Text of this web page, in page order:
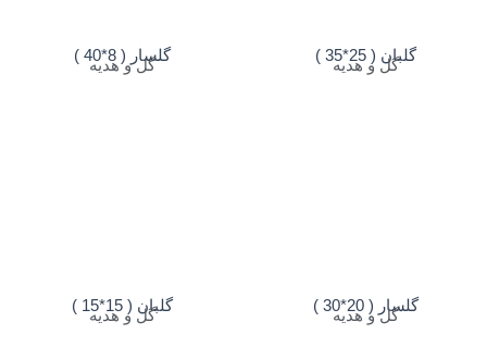
گلبان ( 25*35 )
گل و هدیه
گلسار ( 8*40 )
گل و هدیه
گلسار ( 20*30 )
گل و هدیه
گلبان ( 15*15 )
گل و هدیه